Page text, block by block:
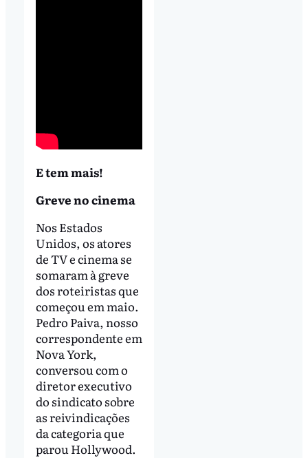
E tem mais!
Greve no cinema
Nos Estados
Unidos, os atores
de TV e cinema se
somaram à greve
dos roteiristas que
começou em maio.
Pedro Paiva, nosso
correspondente em
Nova York,
conversou com o
diretor executivo
do sindicato sobre
as reivindicações
da categoria que
parou Hollywood.